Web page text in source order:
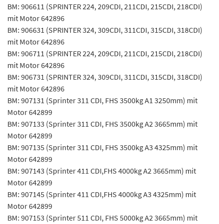
BM: 906611 (SPRINTER 224, 209CDI, 211CDI, 215CDI, 218CDI)
mit Motor 642896
BM: 906631 (SPRINTER 324, 309CDI, 311CDI, 315CDI, 318CDI)
mit Motor 642896
BM: 906711 (SPRINTER 224, 209CDI, 211CDI, 215CDI, 218CDI)
mit Motor 642896
BM: 906731 (SPRINTER 324, 309CDI, 311CDI, 315CDI, 318CDI)
mit Motor 642896
BM: 907131 (Sprinter 311 CDI, FHS 3500kg A1 3250mm) mit
Motor 642899
BM: 907133 (Sprinter 311 CDI, FHS 3500kg A2 3665mm) mit
Motor 642899
BM: 907135 (Sprinter 311 CDI, FHS 3500kg A3 4325mm) mit
Motor 642899
BM: 907143 (Sprinter 411 CDI,FHS 4000kg A2 3665mm) mit
Motor 642899
BM: 907145 (Sprinter 411 CDI,FHS 4000kg A3 4325mm) mit
Motor 642899
BM: 907153 (Sprinter 511 CDI, FHS 5000kg A2 3665mm) mit